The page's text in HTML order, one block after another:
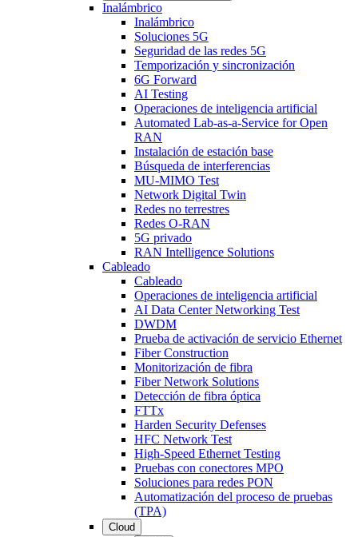
Inalámbrico
Inalámbrico
Soluciones 5G
Seguridad de las redes 5G
Temporización y sincronización
6G Forward
AI Testing
Operaciones de inteligencia artificial
Automated Lab-as-a-Service for Open
RAN
Instalación de estación base
Búsqueda de interferencias
MU-MIMO Test
Network Digital Twin
Redes no terrestres
Redes O-RAN
5G privado
RAN Intelligence Solutions
Cableado
Cableado
Operaciones de inteligencia artificial
AI Data Center Networking Test
DWDM
Prueba de activación de servicio Ethernet
Fiber Construction
Monitorización de fibra
Fiber Network Solutions
Detección de fibra óptica
FTTx
Harden Security Defenses
HFC Network Test
High-Speed Ethernet Testing
Pruebas con conectores MPO
Soluciones para redes PON
Automatización del proceso de pruebas
(TPA)
Cloud